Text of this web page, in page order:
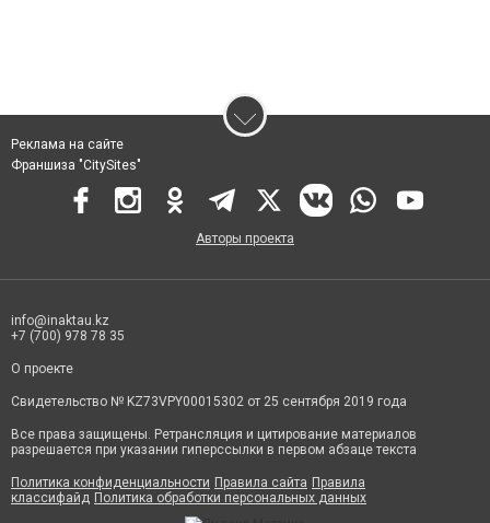
Реклама на сайте
Франшиза "CitySites"
Авторы проекта
info@inaktau.kz
+7 (700) 978 78 35
О проекте
Свидетельство № KZ73VPY00015302 от 25 сентября 2019 года
Все права защищены. Ретрансляция и цитирование материалов
разрешается при указании гиперссылки в первом абзаце текста
Политика конфиденциальности Правила сайта Правила
классифайд Политика обработки персональных данных